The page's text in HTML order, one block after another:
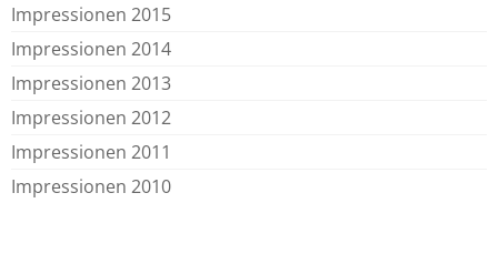
Impressionen 2015
Impressionen 2014
Impressionen 2013
Impressionen 2012
Impressionen 2011
Impressionen 2010